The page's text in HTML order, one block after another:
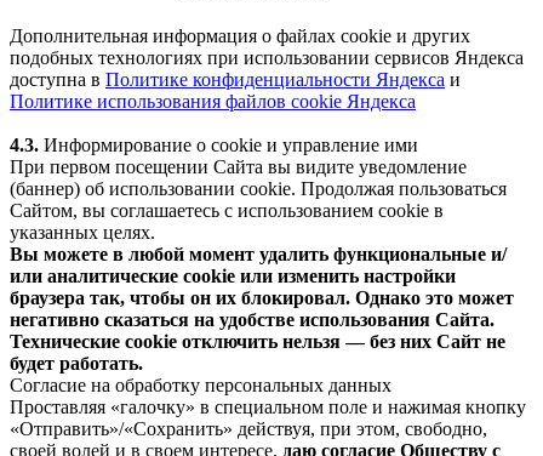
Дополнительная информация о файлах cookie и других
подобных технологиях при использовании сервисов Яндекса
доступна в Политике конфиденциальности Яндекса и
Политике использования файлов cookie Яндекса
4.3. Информирование о cookie и управление ими
При первом посещении Сайта вы видите уведомление
(баннер) об использовании cookie. Продолжая пользоваться
Сайтом, вы соглашаетесь с использованием cookie в
указанных целях.
Вы можете в любой момент удалить функциональные и/
или аналитические cookie или изменить настройки
браузера так, чтобы он их блокировал. Однако это может
негативно сказаться на удобстве использования Сайта.
Технические cookie отключить нельзя — без них Сайт не
будет работать.
Согласие на обработку персональных данных
Проставляя «галочку» в специальном поле и нажимая кнопку
«Отправить»/«Сохранить» действуя, при этом, свободно,
своей волей и в своем интересе, даю согласие Обществу с